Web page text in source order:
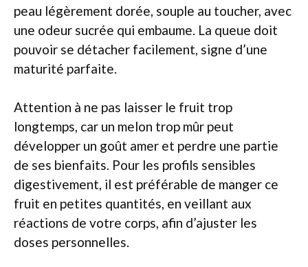
peau légèrement dorée, souple au toucher, avec
une odeur sucrée qui embaume. La queue doit
pouvoir se détacher facilement, signe d’une
maturité parfaite.
Attention à ne pas laisser le fruit trop
longtemps, car un melon trop mûr peut
développer un goût amer et perdre une partie
de ses bienfaits. Pour les profils sensibles
digestivement, il est préférable de manger ce
fruit en petites quantités, en veillant aux
réactions de votre corps, afin d’ajuster les
doses personnelles.